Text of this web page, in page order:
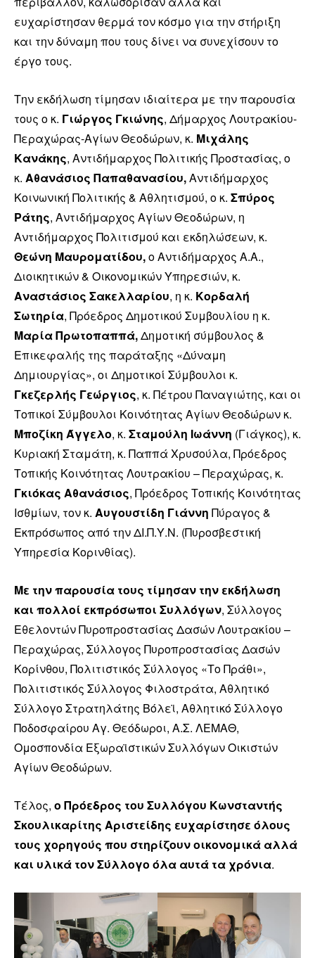
ευχαρίστησαν θερμά τον κόσμο για την στήριξη
και την δύναμη που τους δίνει να συνεχίσουν το
έργο τους.
Την εκδήλωση τίμησαν ιδιαίτερα με την παρουσία
τους ο κ. Γιώργος Γκιώνης, Δήμαρχος Λουτρακίου-
Περαχώρας-Αγίων Θεοδώρων, κ. Μιχάλης
Κανάκης, Αντιδήμαρχος Πολιτικής Προστασίας, ο
κ. Αθανάσιος Παπαθανασίου,Αντιδήμαρχος
Κοινωνική Πολιτικής & Αθλητισμού, ο κ. Σπύρος
Ράτης, Αντιδήμαρχος Αγίων Θεοδώρων, η
Αντιδήμαρχος Πολιτισμού και εκδηλώσεων, κ.
Θεώνη Μαυροματίδου,ο Αντιδήμαρχος Α.Α.,
Διοικητικών & Οικονομικών Υπηρεσιών, κ.
Αναστάσιος Σακελλαρίου, η κ. Κορδαλή
Σωτηρία, Πρόεδρος Δημοτικού Συμβουλίου η κ.
Μαρία Πρωτοπαππά,Δημοτική σύμβουλος &
Επικεφαλής της παράταξης «Δύναμη
Δημιουργίας», οι Δημοτικοί Σύμβουλοι κ.
Γκεζερλής Γεώργιος, κ. Πέτρου Παναγιώτης, και οι
Τοπικοί Σύμβουλοι Κοινότητας Αγίων Θεοδώρων κ.
Μποζίκη Άγγελο, κ. Σταμούλη Ιωάννη (Γιάγκος), κ.
Κυριακή Σταμάτη, κ. Παππά Χρυσούλα, Πρόεδρος
Τοπικής Κοινότητας Λουτρακίου – Περαχώρας, κ.
Γκιόκας Αθανάσιος, Πρόεδρος Τοπικής Κοινότητας
Ισθμίων, τον κ. Αυγουστίδη Γιάννη Πύραγος &
Εκπρόσωπος από την ΔΙ.Π.Υ.Ν. (Πυροσβεστική
Υπηρεσία Κορινθίας).
Με την παρουσία τους τίμησαν την εκδήλωση
και πολλοί εκπρόσωποι Συλλόγων, Σύλλογος
Εθελοντών Πυροπροστασίας Δασών Λουτρακίου –
Περαχώρας, Σύλλογος Πυροπροστασίας Δασών
Κορίνθου, Πολιτιστικός Σύλλογος «Το Πράθι»,
Πολιτιστικός Σύλλογος Φιλοστράτα, Αθλητικό
Σύλλογο Στρατηλάτης Βόλεϊ, Αθλητικό Σύλλογο
Ποδοσφαίρου Αγ. Θεόδωροι, Α.Σ. ΛΕΜΑΘ,
Ομοσπονδία Εξωραϊστικών Συλλόγων Οικιστών
Αγίων Θεοδώρων.
Τέλος, ο Πρόεδρος του Συλλόγου Κωνσταντής
Σκουλικαρίτης Αριστείδης ευχαρίστησε όλους
τους χορηγούς που στηρίζουν οικονομικά αλλά
και υλικά τον Σύλλογο όλα αυτά τα χρόνια.